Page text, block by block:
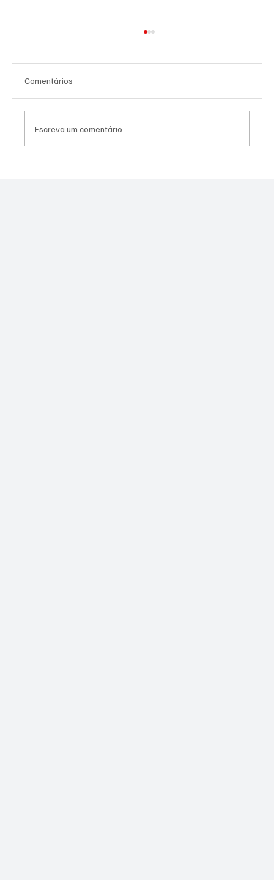
Comentários
Escreva um comentário